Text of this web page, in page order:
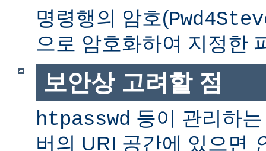
명령행의 암호(
으로 암호화하여 지정한
보안상 고려할 점
htpasswd 등이 관리하
버의 URI 공간에 있으면